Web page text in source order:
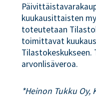
kuukausittaisten
toteutetaan
toimittavat
arvonlisäveroa.
*Heinon Tukku Oy,